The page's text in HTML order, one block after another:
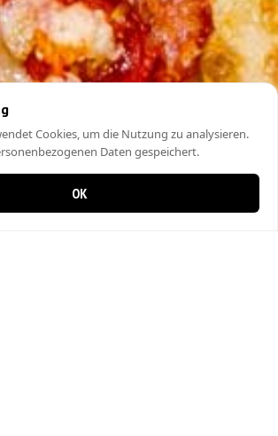
Cookies, um die Nutzung zu analysieren.
Daten gespeichert.
OK